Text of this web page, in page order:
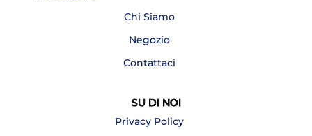
Chi Siamo
Negozio
Contattaci
SU DI NOI
Privacy Policy